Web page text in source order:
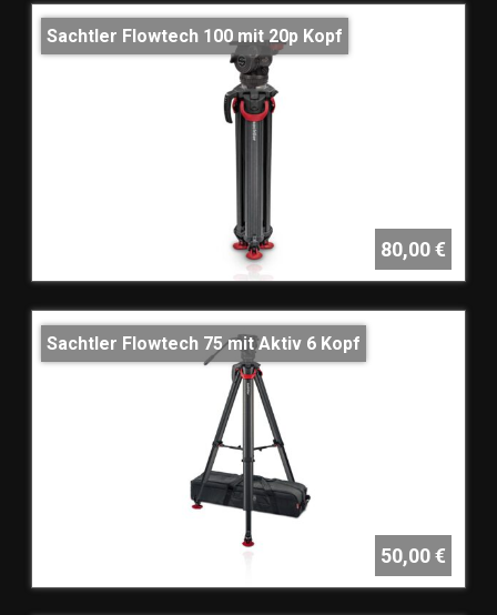
Sachtler Flowtech 100 mit 20p Kopf
80,00 €
Sachtler Flowtech 75 mit Aktiv 6 Kopf
50,00 €